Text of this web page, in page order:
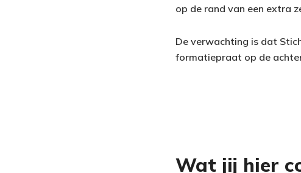
op de rand van een extra
De verwachting is dat
formatiepraat op de
Wat jij hier